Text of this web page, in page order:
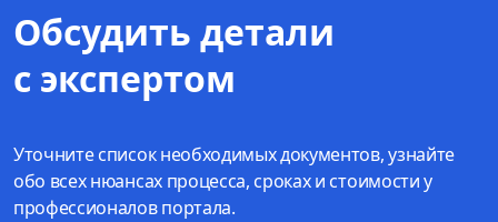
Обсудить детали
с экспертом
Уточните список необходимых документов, узнайте
обо всех нюансах процесса, сроках и стоимости у
профессионалов портала.